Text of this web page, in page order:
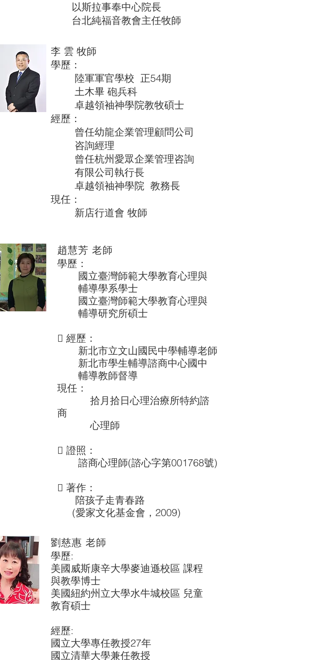
以斯拉事奉中心院長
台北純福音教會主任牧師
李 雲 牧師
學歷：
陸軍軍官學校 正54期
土木畢 砲兵科
卓越領袖神學院教牧碩士
經歷：
曾任幼龍企業管理顧問公司
咨詢經理
曾任杭州愛眾企業管理咨詢
有限公司執行長
卓越領袖神學院 教務長
現任：
新店行道會 牧師
趙慧芳 老師
學歷：
國立臺灣師範大學教育心理與
輔導學系學士
國立臺灣師範大學教育心理與
輔導研究所碩士
 經歷：
新北市立文山國民中學輔導老師​
新北市學生輔導諮商中心國中
輔導教師督導
現任：
拾月拾日心理治療所特約諮
商
心理師
 證照：
諮商心理師(諮心字第001768號)
 著作：
陪孩子走青春路
(愛家文化基金會，2009)
劉慈惠 老師
學歷:
美國威斯康辛大學麥迪遜校區 課程
與教學博士
美國紐約州立大學水牛城校區 兒童
教育碩士
經歷:
國立大學專任教授27年
國立清華大學兼任教授